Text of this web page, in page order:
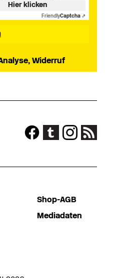
Hier klicken
FriendlyCaptcha ⇗
Widerruf
Shop-AGB
Mediadaten